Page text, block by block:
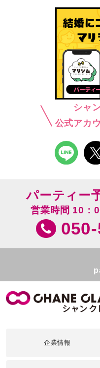
シャ
公式アカ
パーティー
営業時間 10：
企業情報